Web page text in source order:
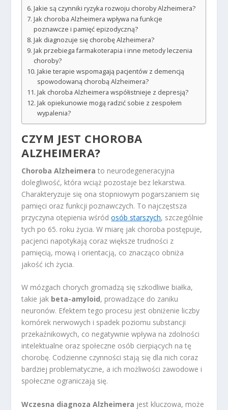
Jakie są czynniki ryzyka rozwoju choroby Alzheimera?
Jak choroba Alzheimera wpływa na funkcje
poznawcze i pamięć epizodyczną?
Jak diagnozuje się chorobę Alzheimera?
Jak przebiega farmakoterapia i inne metody leczenia
choroby?
Jakie terapie wspomagają pacjentów z demencją
spowodowaną chorobą Alzheimera?
Jak choroba Alzheimera współistnieje z depresją?
Jak opiekunowie mogą radzić sobie z zespołem
wypalenia?
CZYM JEST CHOROBA
ALZHEIMERA?
Choroba Alzheimera to neurodegeneracyjna
dolegliwość, która wciąż pozostaje bez lekarstwa.
Charakteryzuje się ona stopniowym pogarszaniem się
pamięci oraz funkcji poznawczych. To najczęstsza
przyczyna otępienia wśródosób starszych, szczególnie
tych po 65. roku życia. W miarę jak choroba postępuje,
pacjenci napotykają coraz większe trudności z
pamięcią, mową i orientacją, co znacząco obniża
jakość ich życia.
W mózgach chorych gromadzą się szkodliwe białka,
takie jak beta-amyloid, prowadzące do zaniku
neuronów. Efektem tego procesu jest obniżenie liczby
komórek nerwowych i spadek poziomu substancji
przekaźnikowych, co negatywnie wpływa na zdolności
intelektualne oraz społeczne osób cierpiących na tę
chorobę. Codzienne czynności stają się dla nich coraz
bardziej problematyczne, a ich możliwości zawodowe i
społeczne ograniczają się.
Wczesna diagnoza Alzheimera jest kluczowa, może